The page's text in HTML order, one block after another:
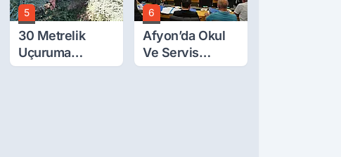
5
30 Metrelik
Uçuruma
Yuvarlanan
6
Afyon’da Okul
Ve Servis
Ücretleri